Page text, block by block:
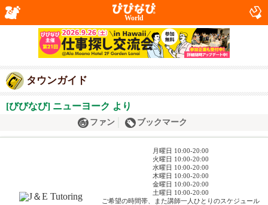
World
タウンガイド
[びびなび] ニューヨーク より
ファン ブックマーク
月曜日 10:00-20:00
火曜日 10:00-20:00
水曜日 10:00-20:00
木曜日 10:00-20:00
金曜日 10:00-20:00
土曜日 10:00-20:00
ご希望の時間帯、また講師一人ひとりのスケジュール